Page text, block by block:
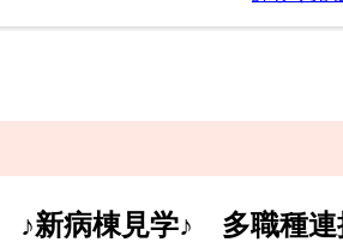
新病棟見学♪ 多職種連